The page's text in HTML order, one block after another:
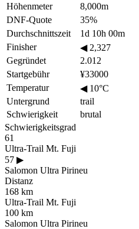
Höhenmeter
8,000m
DNF-Quote
35%
Durchschnittszeit
1d 10h 00m
Finisher
◀2,327
Gegründet
2.012
Startgebühr
¥33000
Temperatur
◀10°C
Untergrund
trail
Schwierigkeit
brutal
Schwierigkeitsgrad
61
Ultra-Trail Mt. Fuji
57 ▶
Salomon Ultra Pirineu
Distanz
168 km
Ultra-Trail Mt. Fuji
100 km
Salomon Ultra Pirineu